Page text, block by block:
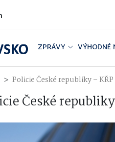
ZPRÁVY VÝHODNÉ
Policie České republiky –
České